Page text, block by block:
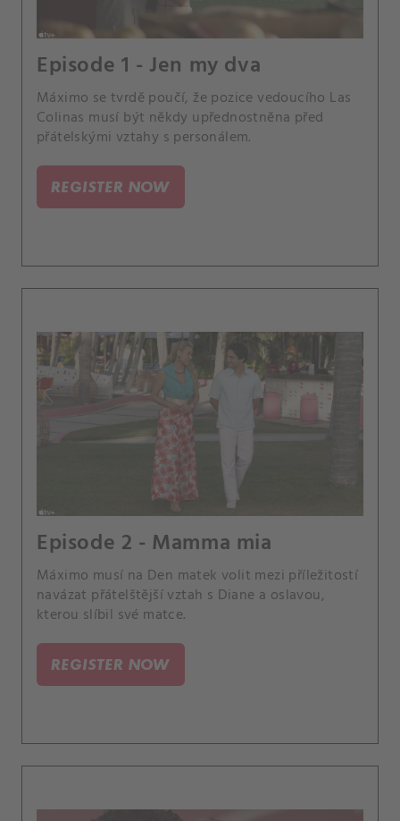
Episode 1 - Jen my dva
Máximo se tvrdě poučí, že pozice vedoucího Las
Colinas musí být někdy upřednostněna před
přátelskými vztahy s personálem.
REGISTER NOW
Episode 2 - Mamma mia
Máximo musí na Den matek volit mezi příležitostí
navázat přátelštější vztah s Diane a oslavou,
kterou slíbil své matce.
REGISTER NOW